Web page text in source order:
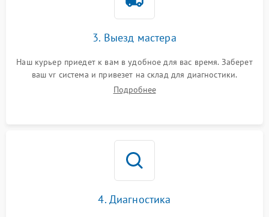
3. Выезд мастера
Наш курьер приедет к вам в удобное для вас время. Заберет
ваш vr система и привезет на склад для диагностики.
Подробнее
4. Диагностика